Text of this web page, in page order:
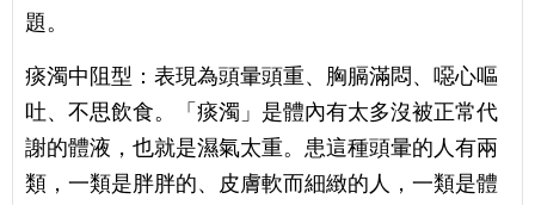
題。
痰濁中阻型：表現為頭暈頭重、胸膈滿悶、噁心嘔
吐、不思飲食。「痰濁」是體內有太多沒被正常代
謝的體液，也就是濕氣太重。患這種頭暈的人有兩
類，一類是胖胖的、皮膚軟而細緻的人，一類是體